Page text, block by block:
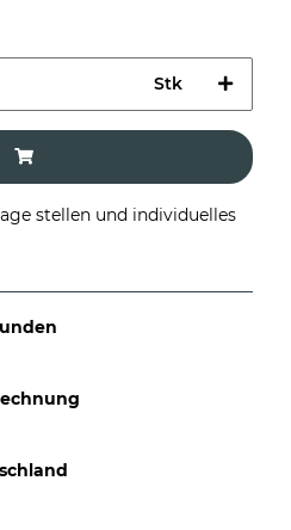
Stk
stellen und individuelles